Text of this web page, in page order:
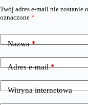
Twój adres e-mail nie zostanie
oznaczone *
Nazwa*
Adres e-mail*
Witryna internetowa